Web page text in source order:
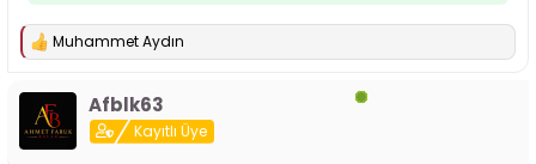
T
i
l
Muhammet Aydın
Afblk63
Kayıtlı Üye